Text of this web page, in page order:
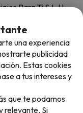
Para Ti S.L.U.
hoteles con más
para
mundo.
una experiencia
publicidad
Estas cookies
a tus intereses y
que te podamos
relevante. Si